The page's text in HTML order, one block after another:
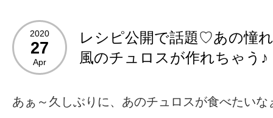
2020
27
Apr
レシピ公開で話題♡あの憧
風のチュロスが作れちゃう♪
あぁ～久しぶりに、あのチュロスが食べたいな